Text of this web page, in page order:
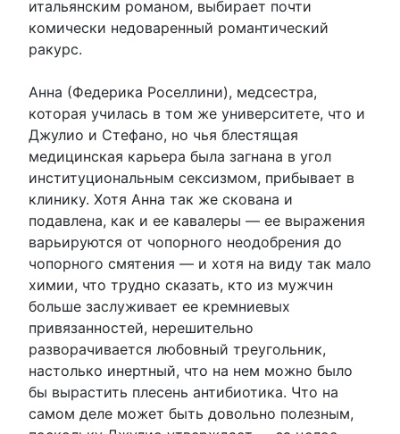
итальянским романом, выбирает почти
комически недоваренный романтический
ракурс.
Анна (Федерика Роселлини), медсестра,
которая училась в том же университете, что и
Джулио и Стефано, но чья блестящая
медицинская карьера была загнана в угол
институциональным сексизмом, прибывает в
клинику. Хотя Анна так же скована и
подавлена, как и ее кавалеры — ее выражения
варьируются от чопорного неодобрения до
чопорного смятения — и хотя на виду так мало
химии, что трудно сказать, кто из мужчин
больше заслуживает ее кремниевых
привязанностей, нерешительно
разворачивается любовный треугольник,
настолько инертный, что на нем можно было
бы вырастить плесень антибиотика. Что на
самом деле может быть довольно полезным,